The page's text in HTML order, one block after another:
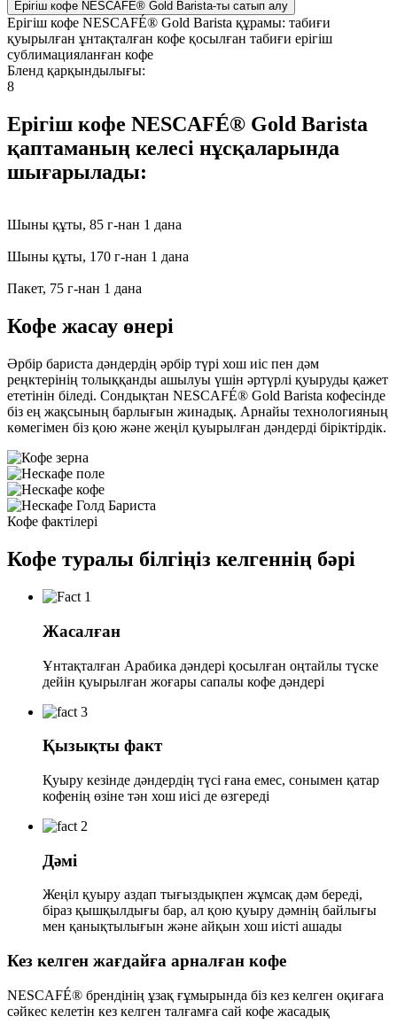
Ерігіш кофе NESCAFÉ® Gold Barista-ты сатып алу
Ерігіш кофе NESCAFÉ® Gold Barista құрамы: табиғи
қуырылған ұнтақталған кофе қосылған табиғи ерігіш
сублимацияланған кофе
Бленд қарқындылығы:
8
Ерігіш кофе NESCAFÉ® Gold Barista
қаптаманың келесі нұсқаларында
шығарылады:
Шыны құты, 85 г-нан 1 дана
Шыны құты, 170 г-нан 1 дана
Пакет, 75 г-нан 1 дана
Кофе жасау өнері
Әрбір бариста дәндердің әрбір түрі хош иіс пен дәм
реңктерінің толыққанды ашылуы үшін әртүрлі қуыруды қажет
ететінін біледі. Сондықтан NESCAFÉ® Gold Barista кофесінде
біз ең жақсының барлығын жинадық. Арнайы технологияның
көмегімен біз қою және жеңіл қуырылған дәндерді біріктірдік.
Кофе фактілері
Кофе туралы білгіңіз келгеннің бәрі
Жасалған
Ұнтақталған Арабика дәндері қосылған оңтайлы түске
дейін қуырылған жоғары сапалы кофе дәндері
Қызықты факт
Қуыру кезінде дәндердің түсі ғана емес, сонымен қатар
кофенің өзіне тән хош иісі де өзгереді
Дәмі
Жеңіл қуыру аздап тығыздықпен жұмсақ дәм береді,
біраз қышқылдығы бар, ал қою қуыру дәмнің байлығы
мен қанықтылығын және айқын хош иісті ашады
Кез келген жағдайға арналған кофе
NESCAFÉ® брендінің ұзақ ғұмырында біз кез келген оқиғаға
сәйкес келетін кез келген талғамға сай кофе жасадық